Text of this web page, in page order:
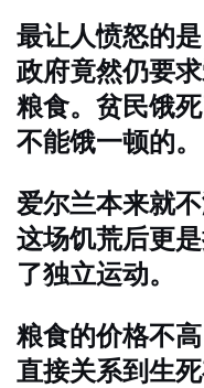
最让人愤怒的
政府竟然仍要
粮食。贫民饿
不能饿一顿的。
爱尔兰本来就
这场饥荒后更
了独立运动。
粮食的价格不
直接关系到生